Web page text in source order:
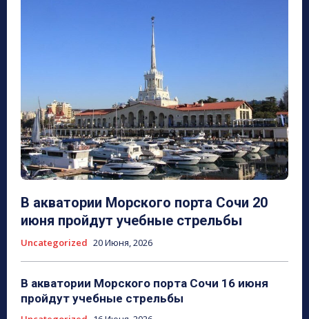
В акватории Морского порта Сочи 20
июня пройдут учебные стрельбы
Uncategorized 20 Июня, 2026
В акватории Морского порта Сочи 16 июня
пройдут учебные стрельбы